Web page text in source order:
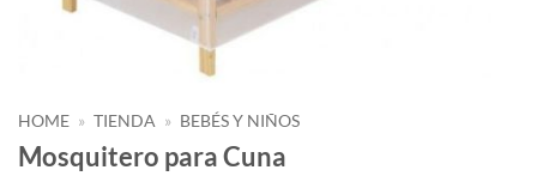
HOME » TIENDA » BEBÉS Y NIÑOS
Mosquitero para Cuna